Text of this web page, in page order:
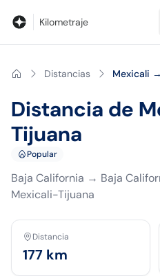
Kilometraje
Distancias Mexicali
Distancia de
Tijuana
Popular
Baja California → Baja
Mexicali-Tijuana
Distancia
177 km